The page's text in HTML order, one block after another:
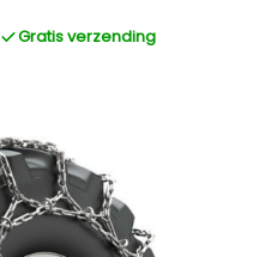
Gratis verzending